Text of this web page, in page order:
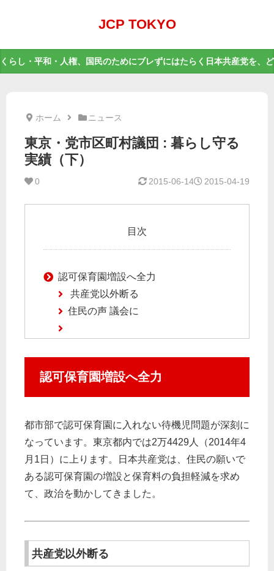
JCP TOKYO
くらし・平和・人権、国民のためにブレずにはたらく日本共産党を、
ホーム ニュース
東京・党市区町村議団 : 暮らし守る
実績（下）
0 2015-04-19
2015-06-14
目次
認可保育園増設へ全力
共産党以外断る
住民の声 議会に
認可保育園増設へ全力
都市部で認可保育園に入れない待機児問題が深刻に
なっています。東京都内では2万4429人（2014年4
月1日）に上ります。日本共産党は、住民の願いで
ある認可保育園の増設と保育料の負担軽減を求め
て、政治を動かしてきました。
共産党以外断る